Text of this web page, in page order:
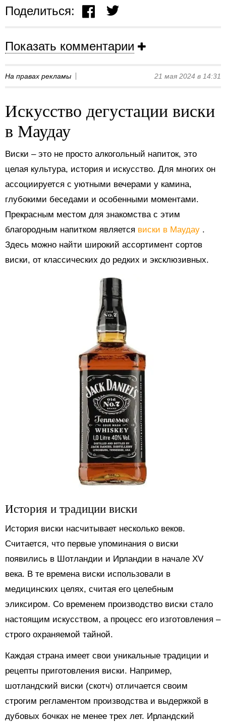
Поделиться:
Показать комментарии
На правах рекламы 21 мая 2024 в 14:31
Искусство дегустации виски
в Маудау
Виски – это не просто алкогольный напиток, это
целая культура, история и искусство. Для многих он
ассоциируется с уютными вечерами у камина,
глубокими беседами и особенными моментами.
Прекрасным местом для знакомства с этим
благородным напитком является виски в Маудау .
Здесь можно найти широкий ассортимент сортов
виски, от классических до редких и эксклюзивных.
История и традиции виски
История виски насчитывает несколько веков.
Считается, что первые упоминания о виски
появились в Шотландии и Ирландии в начале XV
века. В те времена виски использовали в
медицинских целях, считая его целебным
эликсиром. Со временем производство виски стало
настоящим искусством, а процесс его изготовления –
строго охраняемой тайной.
Каждая страна имеет свои уникальные традиции и
рецепты приготовления виски. Например,
шотландский виски (скотч) отличается своим
строгим регламентом производства и выдержкой в
дубовых бочках не менее трех лет. Ирландский